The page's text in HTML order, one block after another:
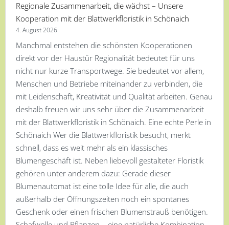
Regionale Zusammenarbeit, die wächst – Unsere
Kooperation mit der Blattwerkfloristik in Schönaich
4. August 2026
Manchmal entstehen die schönsten Kooperationen
direkt vor der Haustür Regionalität bedeutet für uns
nicht nur kurze Transportwege. Sie bedeutet vor allem,
Menschen und Betriebe miteinander zu verbinden, die
mit Leidenschaft, Kreativität und Qualität arbeiten. Genau
deshalb freuen wir uns sehr über die Zusammenarbeit
mit der Blattwerkfloristik in Schönaich. Eine echte Perle in
Schönaich Wer die Blattwerkfloristik besucht, merkt
schnell, dass es weit mehr als ein klassisches
Blumengeschäft ist. Neben liebevoll gestalteter Floristik
gehören unter anderem dazu: Gerade dieser
Blumenautomat ist eine tolle Idee für alle, die auch
außerhalb der Öffnungszeiten noch ein spontanes
Geschenk oder einen frischen Blumenstrauß benötigen.